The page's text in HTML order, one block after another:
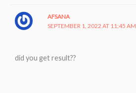
AFSANA
SEPTEMBER 1, 2022 AT 11:45 AM
did you get result??